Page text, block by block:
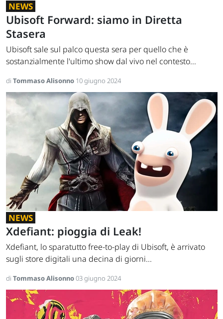
NEWS
Ubisoft Forward: siamo in Diretta
Stasera
Ubisoft sale sul palco questa sera per quello che è
sostanzialmente l'ultimo show dal vivo nel contesto...
di Tommaso Alisonno 10 giugno 2024
NEWS
Xdefiant: pioggia di Leak!
Xdefiant, lo sparatutto free-to-play di Ubisoft, è arrivato
sugli store digitali una decina di giorni...
di Tommaso Alisonno03 giugno 2024